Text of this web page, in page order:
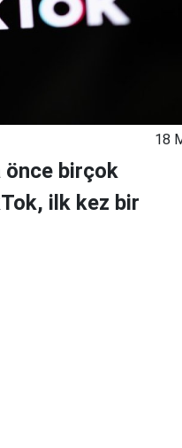
18
birçok
ilk kez bir